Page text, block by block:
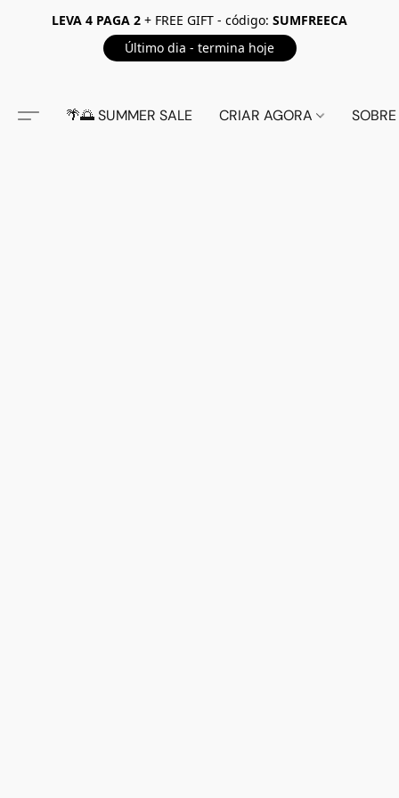
LEVA 4 PAGA 2 + FREE GIFT - código: SUMFREECA
Último dia - termina hoje
🌴🌅 SUMMER SALE CRIAR AGORA